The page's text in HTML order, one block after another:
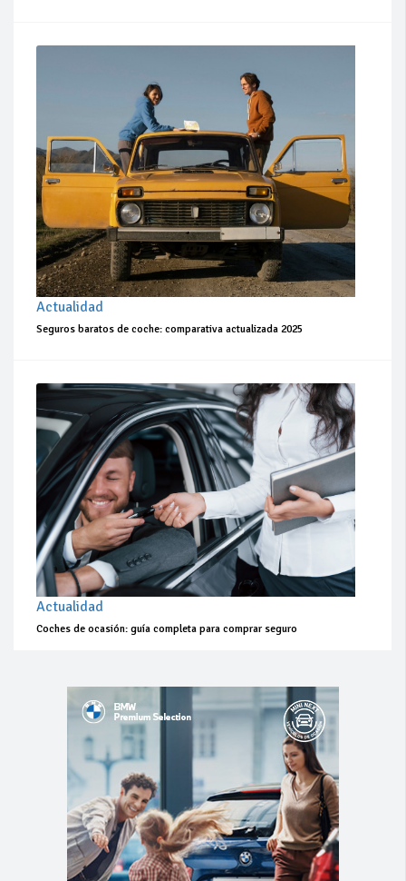
Actualidad
Seguros baratos de coche: comparativa actualizada 2025
Actualidad
Coches de ocasión: guía completa para comprar seguro